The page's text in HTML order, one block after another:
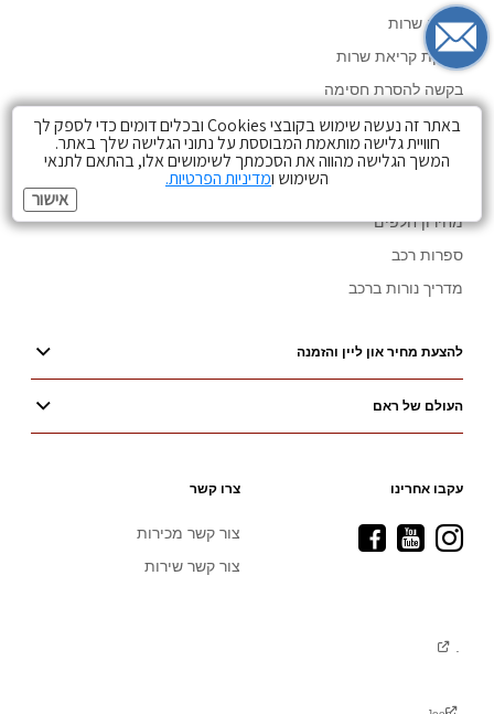
באתר זה נעשה שימוש בקובצי Cookies ובכלים דומים כדי לספק לך
חוויית גלישה מותאמת המבוססת על נתוני הגלישה שלך באתר.
המשך הגלישה מהווה את הסכמתך לשימושים אלו, בהתאם לתנאי
השימוש ומדיניות הפרטיות.
אישור
מרכזי שרות
בדיקת קריאת שרות
בקשה להסרת חסימה
בקשה להסטוריית טיפולים
בקשה לפרטי רכב
מחירון חלפים
ספרות רכב
מדריך נורות ברכב
להצעת מחיר און ליין והזמנה
העולם של ראם
עקבו אחרינו
Visit
Visit
Visit
צרו קשר
צור קשר מכירות
צור קשר שירות